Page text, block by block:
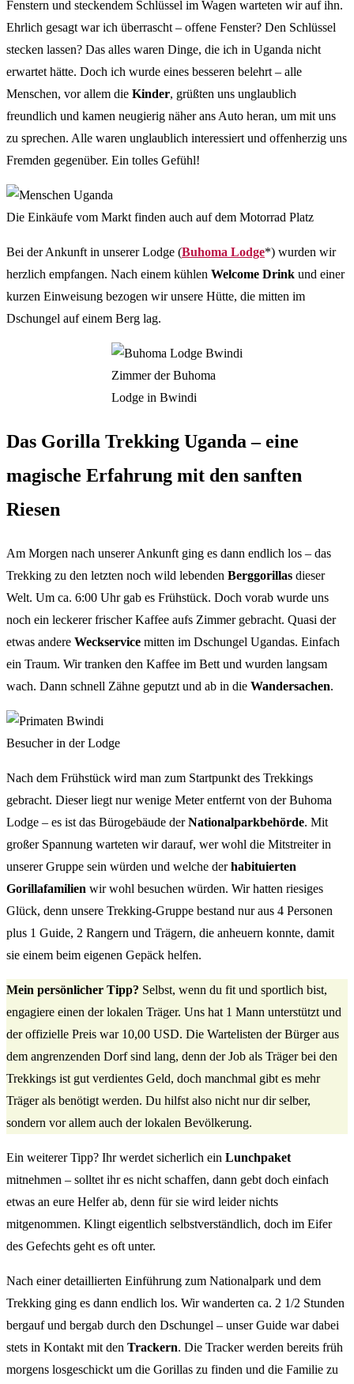
Fenstern und steckendem Schlüssel im Wagen warteten wir auf ihn.
Ehrlich gesagt war ich überrascht – offene Fenster? Den Schlüssel
stecken lassen? Das alles waren Dinge, die ich in Uganda nicht
erwartet hätte. Doch ich wurde eines besseren belehrt – alle
Menschen, vor allem die Kinder, grüßten uns unglaublich
freundlich und kamen neugierig näher ans Auto heran, um mit uns
zu sprechen. Alle waren unglaublich interessiert und offenherzig uns
Fremden gegenüber. Ein tolles Gefühl!
Die Einkäufe vom Markt finden auch auf dem Motorrad Platz
Bei der Ankunft in unserer Lodge (Buhoma Lodge*) wurden wir
herzlich empfangen. Nach einem kühlen Welcome Drink und einer
kurzen Einweisung bezogen wir unsere Hütte, die mitten im
Dschungel auf einem Berg lag.
Zimmer der Buhoma
Lodge in Bwindi
Das Gorilla Trekking Uganda – eine
magische Erfahrung mit den sanften
Riesen
Am Morgen nach unserer Ankunft ging es dann endlich los – das
Trekking zu den letzten noch wild lebenden Berggorillas dieser
Welt. Um ca. 6:00 Uhr gab es Frühstück. Doch vorab wurde uns
noch ein leckerer frischer Kaffee aufs Zimmer gebracht. Quasi der
etwas andere Weckservice mitten im Dschungel Ugandas. Einfach
ein Traum. Wir tranken den Kaffee im Bett und wurden langsam
wach. Dann schnell Zähne geputzt und ab in die Wandersachen.
Besucher in der Lodge
Nach dem Frühstück wird man zum Startpunkt des Trekkings
gebracht. Dieser liegt nur wenige Meter entfernt von der Buhoma
Lodge – es ist das Bürogebäude derNationalparkbehörde. Mit
großer Spannung warteten wir darauf, wer wohl die Mitstreiter in
unserer Gruppe sein würden und welche derhabituierten
Gorillafamilien wir wohl besuchen würden. Wir hatten riesiges
Glück, denn unsere Trekking-Gruppe bestand nur aus 4 Personen
plus 1 Guide, 2 Rangern und Trägern, die anheuern konnte, damit
sie einem beim eigenen Gepäck helfen.
Mein persönlicher Tipp? Selbst, wenn du fit und sportlich bist,
engagiere einen der lokalen Träger. Uns hat 1 Mann unterstützt und
der offizielle Preis war 10,00 USD. Die Wartelisten der Bürger aus
dem angrenzenden Dorf sind lang, denn der Job als Träger bei den
Trekkings ist gut verdientes Geld, doch manchmal gibt es mehr
Träger als benötigt werden. Du hilfst also nicht nur dir selber,
sondern vor allem auch der lokalen Bevölkerung.
Ein weiterer Tipp? Ihr werdet sicherlich ein Lunchpaket
mitnehmen – solltet ihr es nicht schaffen, dann gebt doch einfach
etwas an eure Helfer ab, denn für sie wird leider nichts
mitgenommen. Klingt eigentlich selbstverständlich, doch im Eifer
des Gefechts geht es oft unter.
Nach einer detaillierten Einführung zum Nationalpark und dem
Trekking ging es dann endlich los. Wir wanderten ca. 2 1/2 Stunden
bergauf und bergab durch den Dschungel – unser Guide war dabei
stets in Kontakt mit den Trackern. Die Tracker werden bereits früh
morgens losgeschickt um die Gorillas zu finden und die Familie zu